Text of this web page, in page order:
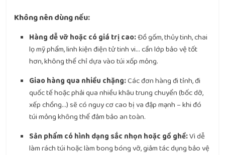
Không nên dùng nếu:
Hàng dễ vỡ hoặc có giá trị cao:Đồ gốm, thủy tinh, chai
lọ mỹ phẩm, linh kiện điện tử tinh vi… cần lớp bảo vệ tốt
hơn, không thể chỉ dựa vào túi xốp mỏng.
Giao hàng qua nhiều chặng:Các đơn hàng đi tỉnh, đi
quốc tế hoặc phải qua nhiều khâu trung chuyển (bốc dỡ,
xếp chồng…) sẽ có nguy cơ cao bị va đập mạnh – khi đó
túi mỏng không thể đảm bảo an toàn.
Sản phẩm có hình dạng sắc nhọn hoặc gồ ghề:Vì dễ
làm rách túi hoặc làm bong bóng vỡ, giảm tác dụng bảo vệ